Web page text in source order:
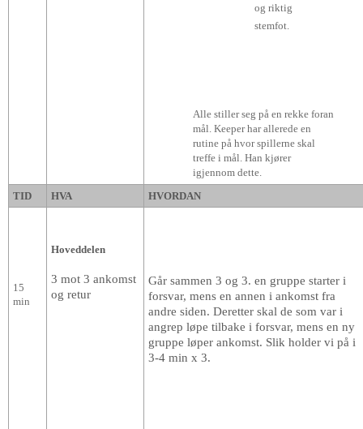
og riktig
stemfot.
Alle stiller seg på en rekke foran
mål. Keeper har allerede en
rutine på hvor spillerne skal
treffe i mål. Han kjører
igjennom dette.
TID
HVA HVORDAN
15
min
Hoveddelen
3 mot 3 ankomst
og retur
Går sammen 3 og 3. en gruppe starter i
forsvar, mens en annen i ankomst fra
andre siden. Deretter skal de som var i
angrep løpe tilbake i forsvar, mens en ny
gruppe løper ankomst. Slik holder vi på i
3-4 min x 3.